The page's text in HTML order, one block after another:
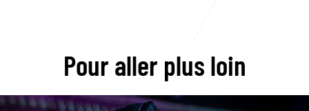
Pour aller plus loin